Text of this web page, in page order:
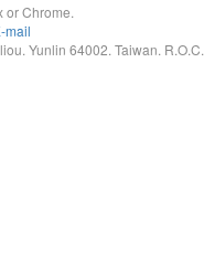
or Chrome.
mail
Yunlin 64002. Taiwan. R.O.C.